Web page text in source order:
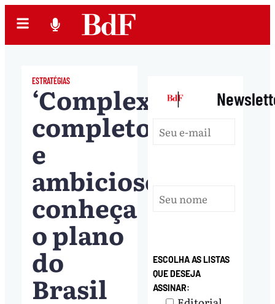
ESTRATÉGIAS
‘Complexo,
completo
e
ambicioso’:
conheça
o plano
do
Brasil
|
ESCOLHA AS LISTAS
QUE DESEJA
ASSINAR: